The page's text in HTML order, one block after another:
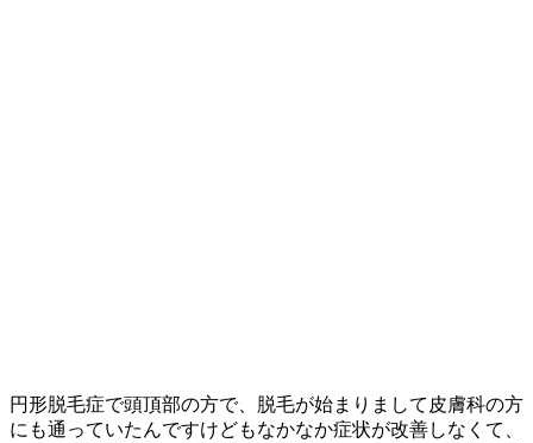
円形脱毛症で頭頂部の方で、脱毛が始まりまして皮膚科の方
にも通っていたんですけどもなかなか症状が改善しなくて、